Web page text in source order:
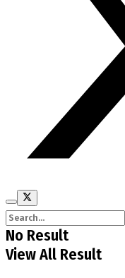
No Result
View All Result